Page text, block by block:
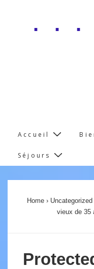
. . .
Main
Navigation
Accueil
Séjours
Home › Uncategorized
vieux de 35